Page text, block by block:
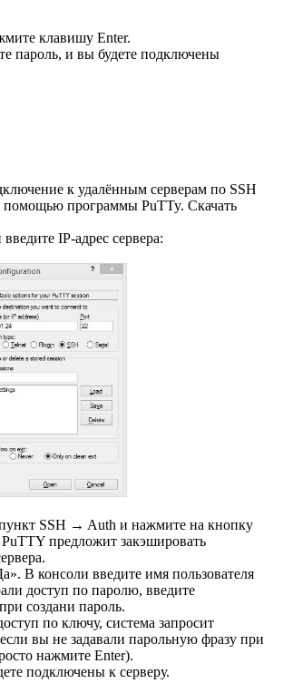
клавишу Enter.
пароль, и вы будете подключены
к удалённым серверам по SSH
помощью программы PuTTy. Скачать
IP-адрес сервера:
SSH → Auth и нажмите на кнопку
предложит закэшировать
В консоли введите имя пользователя
доступ по паролю, введите
создани пароль.
по ключу, система запросит
вы не задавали парольную фразу при
нажмите Enter).
подключены к серверу.